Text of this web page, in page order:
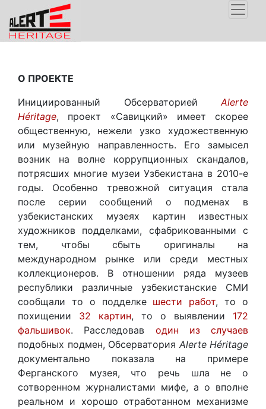
О ПРОЕКТЕ
Инициированный ОбсерваториейAlerte
Héritage, проект «Савицкий» имеет скорее
общественную, нежели узко художественную
или музейную направленность. Его замысел
возник на волне коррупционных скандалов,
потрясших многие музеи Узбекистана в 2010-е
годы. Особенно тревожной ситуация стала
после серии сообщений о подменах в
узбекистанских музеях картин известных
художников подделками, сфабрикованными с
тем, чтобы сбыть оригиналы на
международном рынке или среди местных
коллекционеров. В отношении ряда музеев
республики различные узбекистанские СМИ
сообщали то о подделке шести работ, то о
похищении 32 картин, то о выявлении 172
фальшивок. Расследовав один из случаев
подобных подмен, Обсерватория Alerte Héritage
документально показала на примере
Ферганского музея, что речь шла не о
сотворенном журналистами мифе, а о вполне
реальном и хорошо отработанном механизме